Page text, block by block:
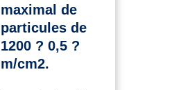
maximal de
particules de
1200 ? 0,5 ?
m/cm2.